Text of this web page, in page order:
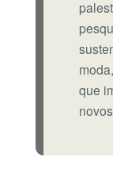
que